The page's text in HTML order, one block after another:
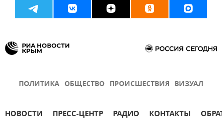
ПОЛИТИКА ОБЩЕСТВО ПРОИСШЕСТВИЯ ВИЗУАЛ
НОВОСТИ ПРЕСС-ЦЕНТР РАДИО КОНТАКТЫ